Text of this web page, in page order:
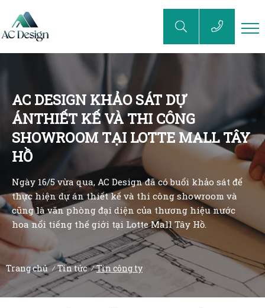
AC DESIGN KHẢO SÁT DỰ
ÁNTHIẾT KẾ VÀ THI CÔNG
SHOWROOM TẠI LOTTE MALL TÂY
HỒ
Ngày 16/5 vừa qua, AC Design đã có buổi khảo sát để
thực hiện dự án thiết kế và thi công showroom và
cũng là văn phòng đại diện của thương hiệu nước
hoa nổi tiếng thế giới tại Lotte Mall Tây Hồ.
Trang chủ / Tin tức / Tin công ty